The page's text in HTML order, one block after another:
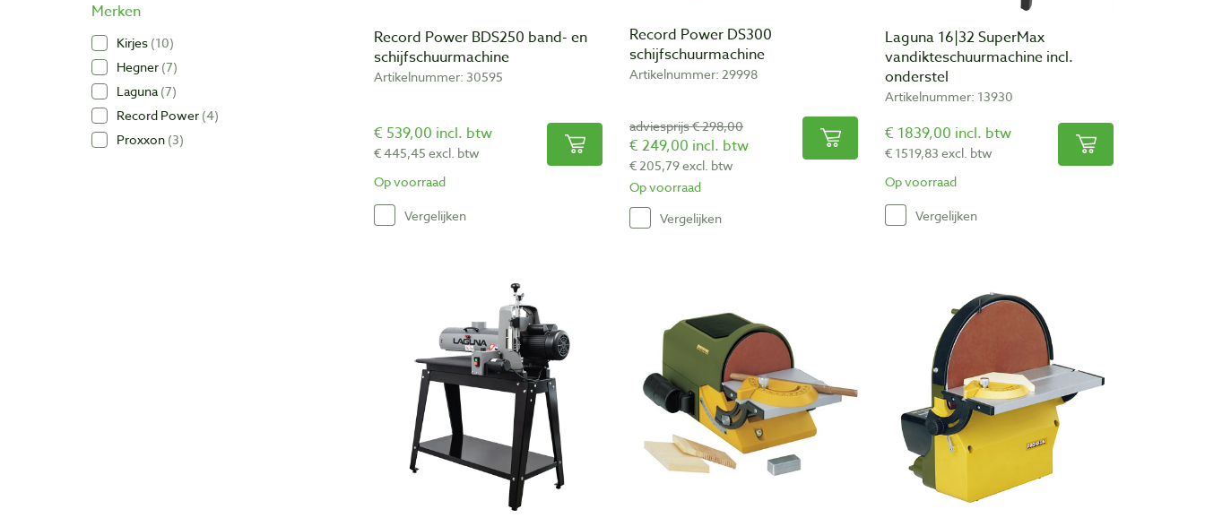
Merken
Kirjes 10
Hegner 7
Laguna 7
Record Power 4
Proxxon 3
Record Power BDS250 band- en
schijfschuurmachine
Artikelnummer: 30595
€ 539,00 incl. btw
€ 445,45 excl. btw
Op voorraad
Vergelijken
Record Power DS300
schijfschuurmachine
Artikelnummer: 29998
adviesprijs € 298,00
€ 249,00 incl. btw
€ 205,79 excl. btw
Op voorraad
Vergelijken
Laguna 16|32 SuperMax
vandikteschuurmachine incl.
onderstel
Artikelnummer: 13930
€ 1839,00 incl. btw
€ 1519,83 excl. btw
Op voorraad
Vergelijken